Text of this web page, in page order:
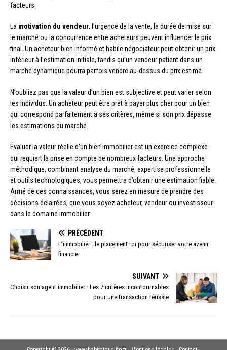
facteurs.
La motivation du vendeur, l’urgence de la vente, la durée de mise sur
le marché ou la concurrence entre acheteurs peuvent influencer le prix
final. Un acheteur bien informé et habile négociateur peut obtenir un prix
inférieur à l’estimation initiale, tandis qu’un vendeur patient dans un
marché dynamique pourra parfois vendre au-dessus du prix estimé.
N’oubliez pas que la valeur d’un bien est subjective et peut varier selon
les individus. Un acheteur peut être prêt à payer plus cher pour un bien
qui correspond parfaitement à ses critères, même si son prix dépasse
les estimations du marché.
Évaluer la valeur réelle d’un bien immobilier est un exercice complexe
qui requiert la prise en compte de nombreux facteurs. Une approche
méthodique, combinant analyse du marché, expertise professionnelle
et outils technologiques, vous permettra d’obtenir une estimation fiable.
Armé de ces connaissances, vous serez en mesure de prendre des
décisions éclairées, que vous soyez acheteur, vendeur ou investisseur
dans le domaine immobilier.
PRÉCÉDENT
L’immobilier : le placement roi pour sécuriser votre avenir
financier
SUIVANT
Choisir son agent immobilier : Les 7 critères incontournables
pour une transaction réussie